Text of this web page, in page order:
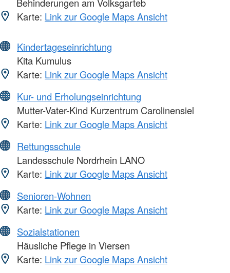
Karte: Link zur Google Maps Ansicht
Kindertageseinrichtung
Kita Kumulus
Karte: Link zur Google Maps Ansicht
Kur- und Erholungseinrichtung
Mutter-Vater-Kind Kurzentrum Carolinensiel
Karte: Link zur Google Maps Ansicht
Rettungsschule
Landesschule Nordrhein LANO
Karte: Link zur Google Maps Ansicht
Senioren-Wohnen
Karte: Link zur Google Maps Ansicht
Sozialstationen
Häusliche Pflege in Viersen
Karte: Link zur Google Maps Ansicht